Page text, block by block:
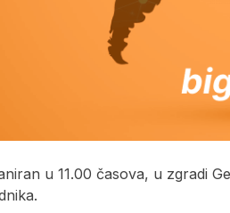
u 11.00 časova, u zgradi